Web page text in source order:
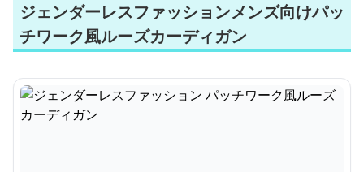
ジェンダーレスファッションメンズ向けパッ
チワーク風ルーズカーディガン